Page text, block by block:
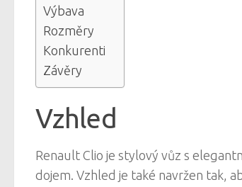
Výbava
Rozměry
Konkurenti
Závěry
Vzhled
Renault Clio je stylový vůz s
dojem. Vzhled je také navržen tak,